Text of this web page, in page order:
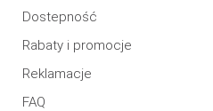
Dostepność
Rabaty i promocje
Reklamacje
FAQ